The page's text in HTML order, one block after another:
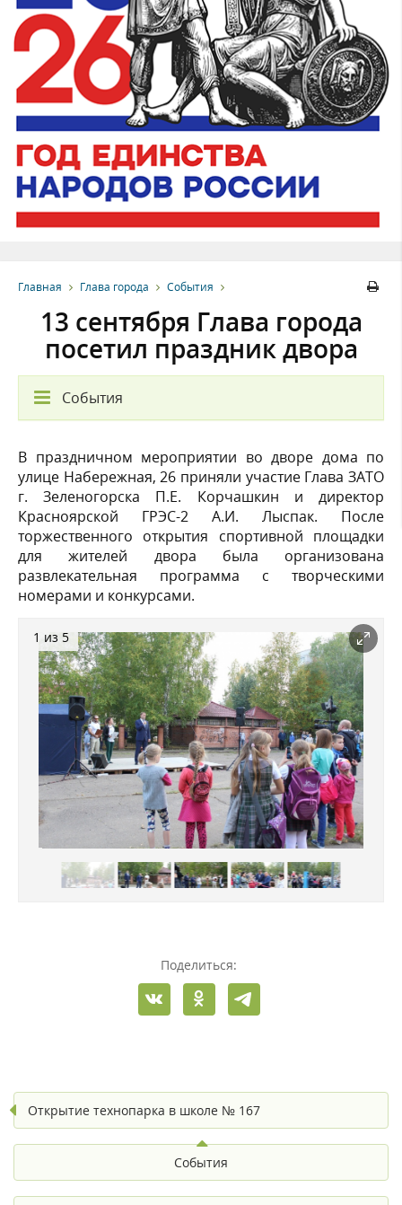
Главная Глава города События
13 сентября Глава города
посетил праздник двора
События
В праздничном мероприятии во дворе дома по
улице Набережная, 26 приняли участие Глава ЗАТО
г. Зеленогорска П.Е. Корчашкин и директор
Красноярской ГРЭС-2 А.И. Лыспак. После
торжественного открытия спортивной площадки
для жителей двора была организована
развлекательная программа с творческими
номерами и конкурсами.
1 из 5
Поделиться:
Открытие технопарка в школе № 167
События